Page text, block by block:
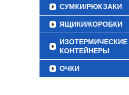
СУМКИ/РЮКЗАКИ
ЯЩИКИ/КОРОБКИ
ИЗОТЕРМИЧЕСКИЕ
КОНТЕЙНЕРЫ
ОЧКИ